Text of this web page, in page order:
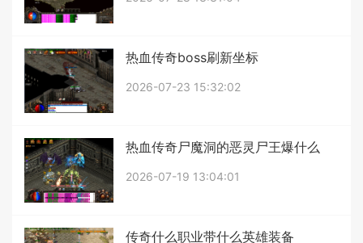
热血传奇boss刷新坐标
2026-07-23 15:32:02
热血传奇尸魔洞的恶灵尸王爆什么
2026-07-19 13:04:01
传奇什么职业带什么英雄装备